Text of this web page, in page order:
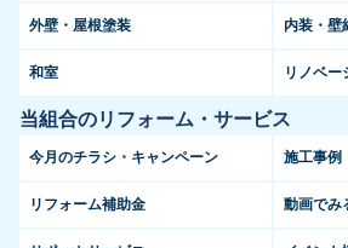
外壁・屋根塗装 内装・壁
和室 リノベー
当組合のリフォーム・サービス
今月のチラシ・キャンペーン 施工事例
リフォーム補助金 動画でみ